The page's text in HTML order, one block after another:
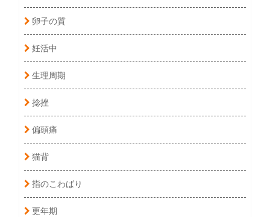
卵子の質
妊活中
生理周期
捻挫
偏頭痛
猫背
指のこわばり
更年期